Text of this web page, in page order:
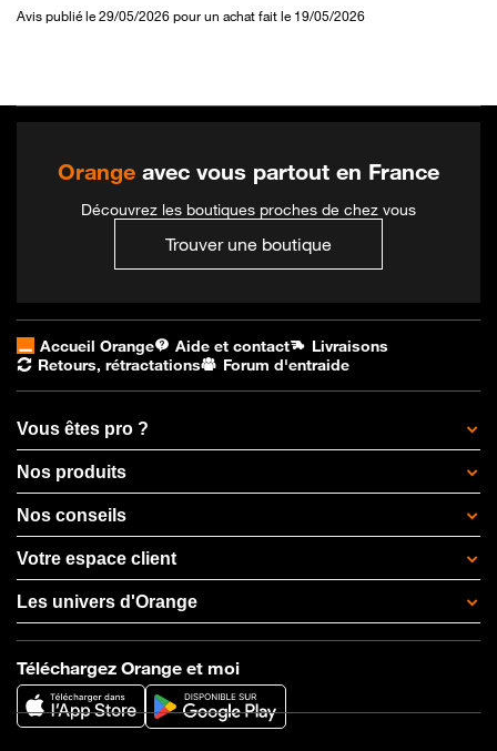
Avis publié le 29/05/2026 pour un achat fait le 19/05/2026